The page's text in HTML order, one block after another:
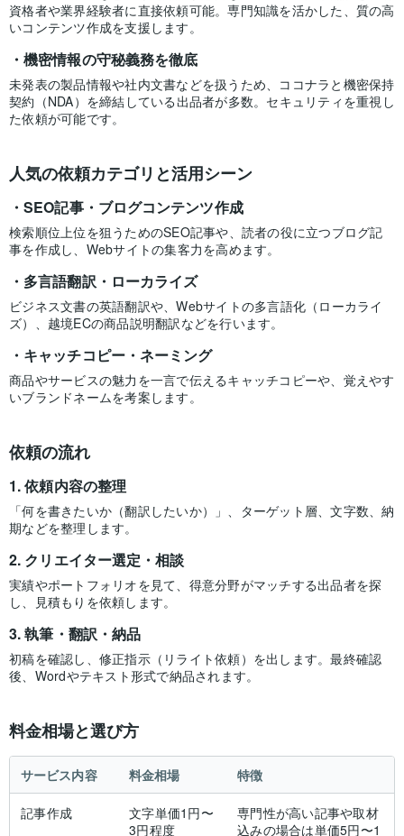
資格者や業界経験者に直接依頼可能。専門知識を活かした、質の高
いコンテンツ作成を支援します。
機密情報の守秘義務を徹底
未発表の製品情報や社内文書などを扱うため、ココナラと機密保持
契約（NDA）を締結している出品者が多数。セキュリティを重視し
た依頼が可能です。
人気の依頼カテゴリと活用シーン
SEO記事・ブログコンテンツ作成
検索順位上位を狙うためのSEO記事や、読者の役に立つブログ記
事を作成し、Webサイトの集客力を高めます。
多言語翻訳・ローカライズ
ビジネス文書の英語翻訳や、Webサイトの多言語化（ローカライ
ズ）、越境ECの商品説明翻訳などを行います。
キャッチコピー・ネーミング
商品やサービスの魅力を一言で伝えるキャッチコピーや、覚えやす
いブランドネームを考案します。
依頼の流れ
依頼内容の整理
「何を書きたいか（翻訳したいか）」、ターゲット層、文字数、納
期などを整理します。
クリエイター選定・相談
実績やポートフォリオを見て、得意分野がマッチする出品者を探
し、見積もりを依頼します。
執筆・翻訳・納品
初稿を確認し、修正指示（リライト依頼）を出します。最終確認
後、Wordやテキスト形式で納品されます。
料金相場と選び方
サービス内容 料金相場 特徴
記事作成
文字単価1円〜
3円程度
専門性が高い記事や取材
込みの場合は単価5円〜1